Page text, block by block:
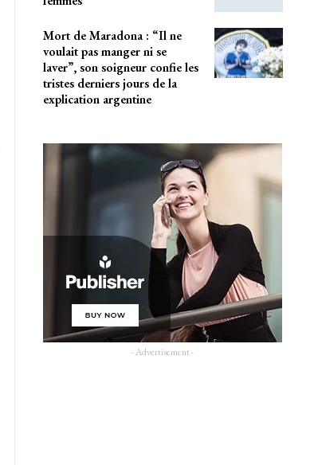
Mort de Maradona : “Il ne
voulait pas manger ni se
laver”, son soigneur confie les
tristes derniers jours de la
explication argentine
- Advertisement -